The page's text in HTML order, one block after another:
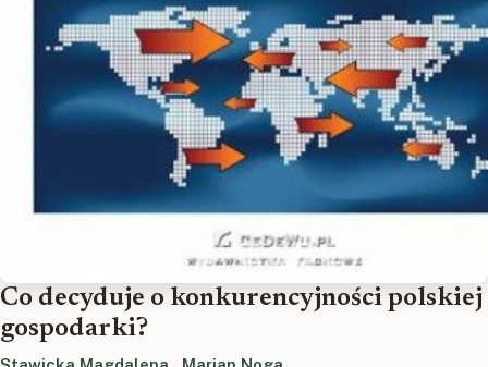
Co decyduje o konkurencyjności polskiej
gospodarki?